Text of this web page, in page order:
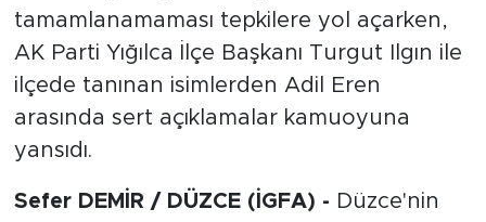
tamamlanamaması tepkilere yol açarken,
AK Parti Yığılca İlçe Başkanı Turgut Ilgın ile
ilçede tanınan isimlerden Adil Eren
arasında sert açıklamalar kamuoyuna
yansıdı.
Sefer DEMİR / DÜZCE (İGFA) - Düzce'nin